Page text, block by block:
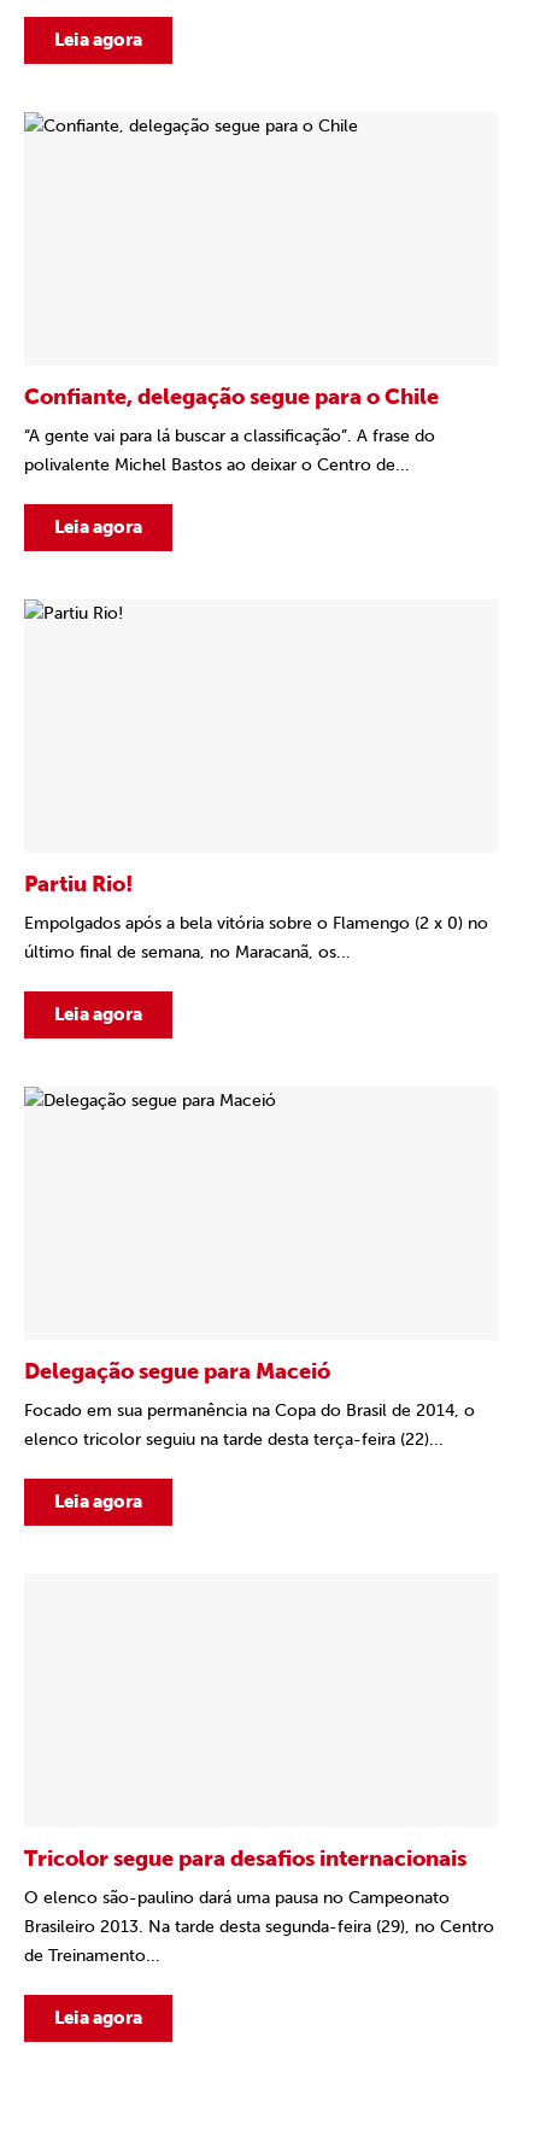
Leia agora
Confiante, delegação segue para o Chile
“A gente vai para lá buscar a classificação”. A frase do
polivalente Michel Bastos ao deixar o Centro de...
Leia agora
Partiu Rio!
Empolgados após a bela vitória sobre o Flamengo (2 x 0) no
último final de semana, no Maracanã, os...
Leia agora
Delegação segue para Maceió
Focado em sua permanência na Copa do Brasil de 2014, o
elenco tricolor seguiu na tarde desta terça-feira (22)...
Leia agora
Tricolor segue para desafios internacionais
O elenco são-paulino dará uma pausa no Campeonato
Brasileiro 2013. Na tarde desta segunda-feira (29), no Centro
de Treinamento...
Leia agora